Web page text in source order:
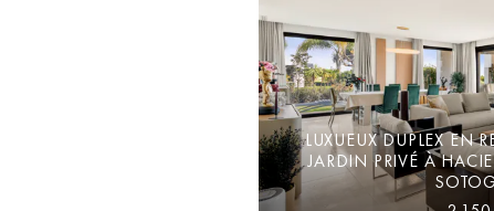
LUXUEUX DUPLEX EN
JARDIN PRIVÉ À